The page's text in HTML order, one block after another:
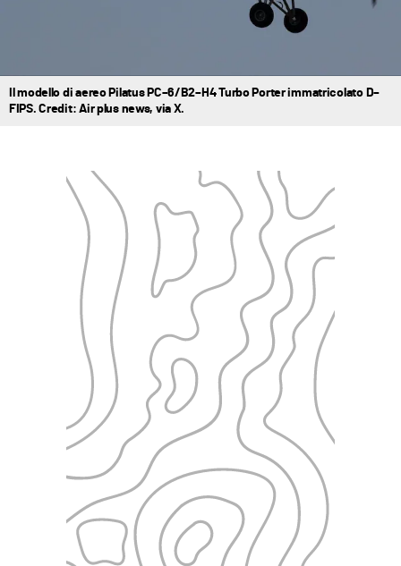
Il modello di aereo Pilatus PC–6/B2–H4 Turbo Porter immatricolato D–
FIPS. Credit: Air plus news, via X.